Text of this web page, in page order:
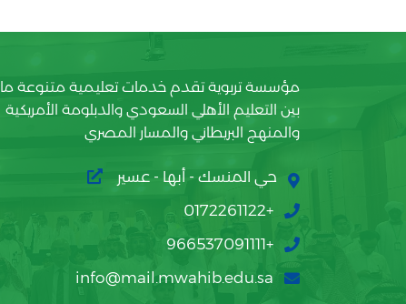
مؤسسة تربوية تقدم خدمات تعليمية متنوعة ما
بين التعليم الأهلي السعودي والدبلومة الأمريكية
والمنهج البريطاني والمسار المصري
حي المنسك - أبها - عسير
+0172261122
+966537091111
info@mail.mwahib.edu.sa